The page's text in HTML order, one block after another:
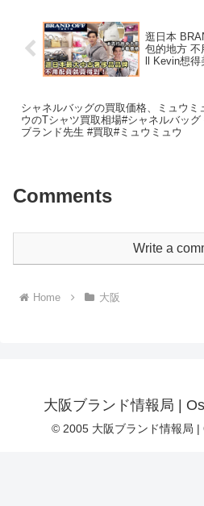
逛日本
包的地方 不
ll Kevin想得
シャネルバッグの買取価格、ミュウミ
ウのTシャツ買取相場#シャネルバッグ
ブランド先生 #買取#ミュウミュウ
Comments
Write a
Home 大阪
大阪ブランド情報局 |
© 2005 大阪ブランド情報局 |